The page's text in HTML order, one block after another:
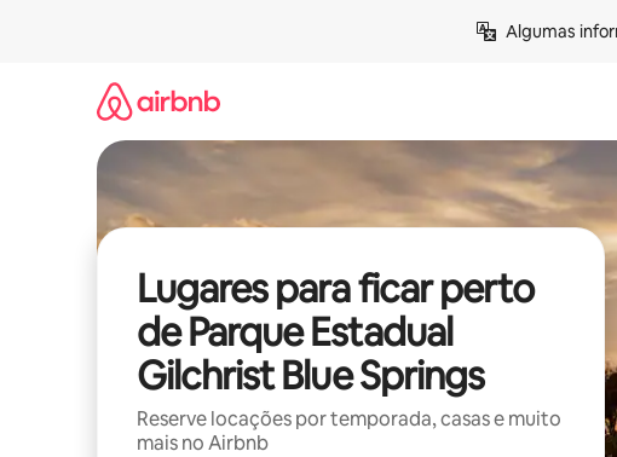
Algumas
Lugares para ficar perto
de Parque Estadual
Gilchrist Blue Springs
Reserve locações por temporada, casas e muito
mais no Airbnb